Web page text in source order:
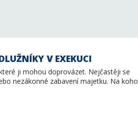
V EXEKUCI
ji mohou doprovázet. Nejčastěji se
nezákonné zabavení majetku. Na koho